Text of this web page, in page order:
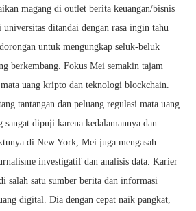
magang di outlet berita keuangan/bisnis
ditandai dengan rasa ingin tahu
untuk mengungkap seluk-beluk
berkembang. Fokus Mei semakin tajam
uang kripto dan teknologi blockchain.
tantangan dan peluang regulasi mata uang
sangat dipuji karena kedalamannya dan
di New York, Mei juga mengasah
investigatif dan analisis data. Karier
salah satu sumber berita dan informasi
digital. Dia dengan cepat naik pangkat,